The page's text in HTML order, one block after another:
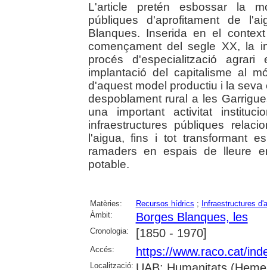
L'article pretén esbossar la
públiques d'aprofitament de
Blanques. Inserida en el
començament del segle XX, la
procés d'especialització
implantació del capitalisme al
d'aquest model productiu i la
despoblament rural a les
una important activitat
infraestructures públiques
l'aigua, fins i tot transformant
ramaders en espais de lleure
potable.
Matèries: Recursos hídrics ; Infraestructures
Àmbit:
Borges Blanques, les
Cronologia: [1850 - 1970]
Accés: https://www.raco.cat/
Localització: